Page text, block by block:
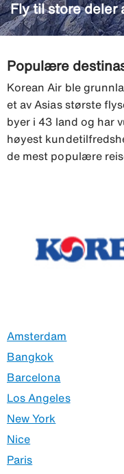
Fly til store deler
Populære
Korean Air ble
et av Asias største
byer i 43 land og har
høyest
de mest populære
Amsterdam
Bangkok
Barcelona
Los Angeles
New York
Nice
Paris